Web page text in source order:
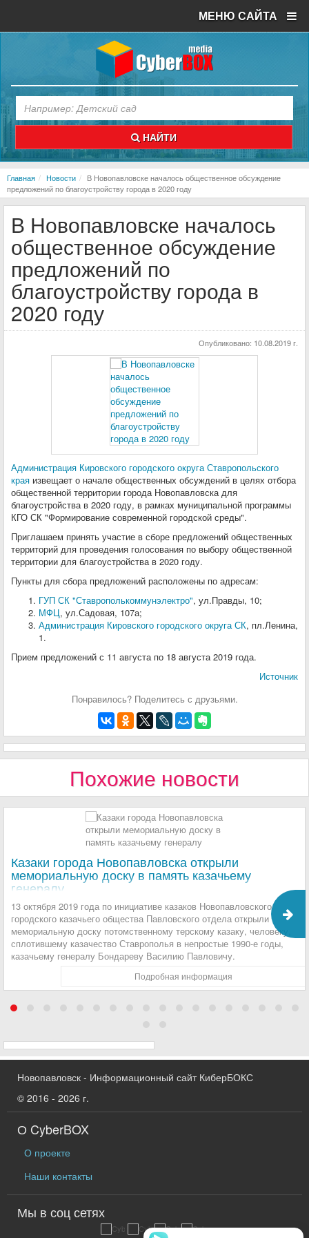
МЕНЮ САЙТА
НАЙТИ
Главная Новости
В Новопавловске началось общественное обсуждение
предложений по благоустройству города в 2020 году
В Новопавловске началось
общественное обсуждение
предложений по
благоустройству города в
2020 году
Опубликовано: 10.08.2019 г.
Администрация Кировского городского округа Ставропольского
края извещает о начале общественных обсуждений в целях отбора
общественной территории города Новопавловска для
благоустройства в 2020 году, в рамках муниципальной программы
КГО СК "Формирование современной городской среды".
Приглашаем принять участие в сборе предложений общественных
территорий для проведения голосования по выбору общественной
территории для благоустройства в 2020 году.
Пункты для сбора предложений расположены по адресам:
ГУП СК "Ставрополькоммунэлектро", ул.Правды, 10;
МФЦ, ул.Садовая, 107а;
Администрация Кировского городского округа СК, пл.Ленина,
1.
Прием предложений с 11 августа по 18 августа 2019 года.
Источник
Понравилось? Поделитесь с друзьями.
Похожие новости
Казаки города Новопавловска открыли
мемориальную доску в память казачьему
генералу
13 октября 2019 года по инициативе казаков Новопавловского
городского казачьего общества Павловского отдела открыли
мемориальную доску потомственному терскому казаку, человеку,
сплотившему казачество Ставрополья в непростые 1990-е годы,
казачьему генералу Бондареву Василию Павловичу.
Подробная информация
Новопавловск - Информационный сайт КиберБОКС
© 2016 - 2026 г.
О CyberBOX
О проекте
Наши контакты
Мы в соц сетях